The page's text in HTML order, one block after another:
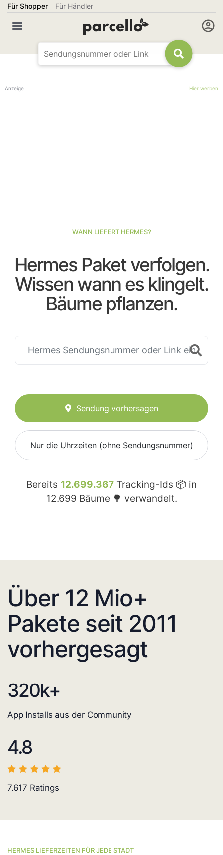
Für Shopper Für Händler
Anzeige Hier werben
WANN LIEFERT HERMES?
Hermes Paket verfolgen.
Wissen wann es klingelt.
Bäume pflanzen.
Sendung vorhersagen
Nur die Uhrzeiten (ohne Sendungsnummer)
Bereits 12.699.367 Tracking-Ids 📦 in
12.699 Bäume 🌳 verwandelt.
Über 12 Mio+
Pakete seit 2011
vorhergesagt
320k+
App Installs aus der Community
4.8
7.617 Ratings
HERMES LIEFERZEITEN FÜR JEDE STADT